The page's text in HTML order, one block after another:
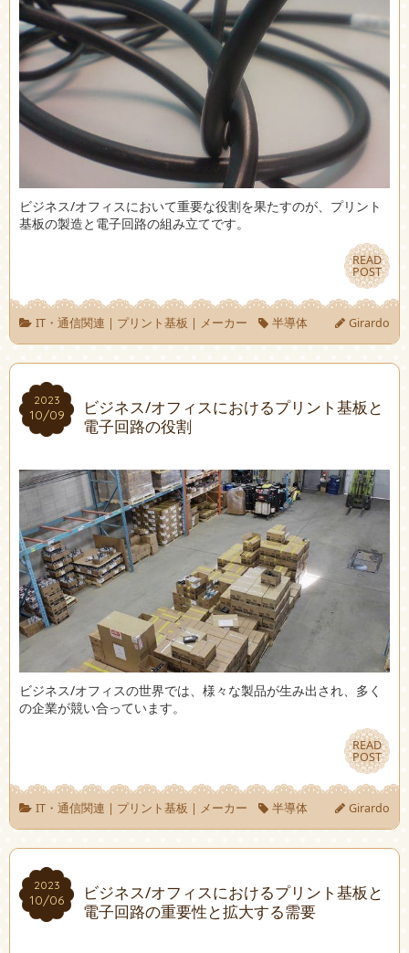
ビジネス/オフィスにおいて重要な役割を果たすのが、プリント
基板の製造と電子回路の組み立てです。
READ
POST
READ
POST
IT・通信関連 | プリント基板 | メーカー 半導体 Girardo
2023
10/09
2023
10/09
ビジネス/オフィスにおけるプリント基板と
電子回路の役割
ビジネス/オフィスの世界では、様々な製品が生み出され、多く
の企業が競い合っています。
READ
POST
READ
POST
IT・通信関連 | プリント基板 | メーカー 半導体 Girardo
2023
10/06
2023
10/06
ビジネス/オフィスにおけるプリント基板と
電子回路の重要性と拡大する需要